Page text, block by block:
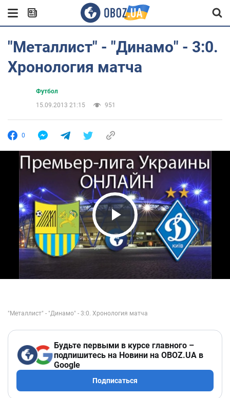
"Металлист" - "Динамо" - 3:0.
Хронология матча
Футбол
15.09.2013 21:15
951
0
Play Video
Будьте первыми в курсе главного –
подпишитесь на Новини на OBOZ.UA в
Google
Подписаться